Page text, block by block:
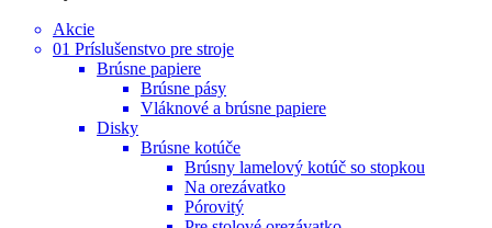
Akcie
01 Príslušenstvo pre stroje
Brúsne papiere
Brúsne pásy
Vláknové a brúsne papiere
Disky
Brúsne kotúče
Brúsny lamelový kotúč so stopkou
Na orezávatko
Pórovitý